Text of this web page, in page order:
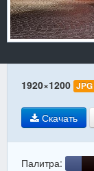
Вход
1920×1200 JPG
Скачать
Палитра: